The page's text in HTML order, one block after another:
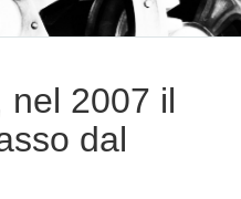
nel 2007 il
dal